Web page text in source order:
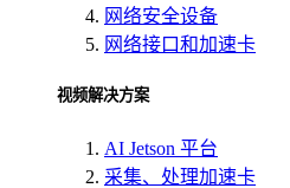
网络安全设备
网络接口和加速卡
视频解决方案
AI Jetson 平台
采集、处理加速卡